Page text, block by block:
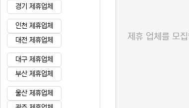
제휴 업체를 모집
경기 제휴업체
인천 제휴업체
대전 제휴업체
대구 제휴업체
부산 제휴업체
울산 제휴업체